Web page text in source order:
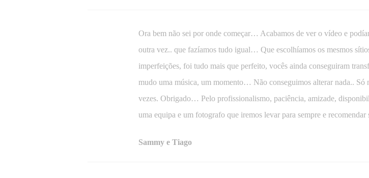
Ora bem não sei por onde começar… Acabamos de ver o vídeo e
outra vez.. que fazíamos tudo igual… Que escolhíamos os mesmos
imperfeições, foi tudo mais que perfeito, vocês ainda conseguiram
mudo uma música, um momento… Não conseguimos alterar nada.. Só
vezes. Obrigado… Pelo profissionalismo, paciência, amizade,
uma equipa e um fotografo que iremos levar para sempre e
Sammy e Tiago